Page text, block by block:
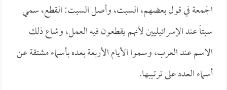
الجمعة في قول بعضهم، السبت، وأصل السبت: القطع، سمي
سبتاً عند الإسرائيليين لأنهم يقطعون فيه العمل، وشاع ذلك
الاسم عند العرب، وسموا الأيام الأربعة بعده بأسماء مشتقة عن
أسماء العدد على ترتيبها.